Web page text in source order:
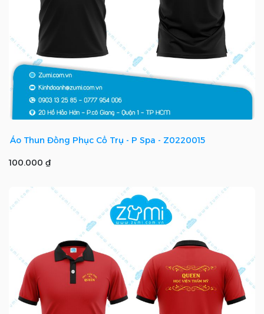
Áo Thun Đồng Phục Cổ Trụ - P Spa - Z0220015
100.000 ₫